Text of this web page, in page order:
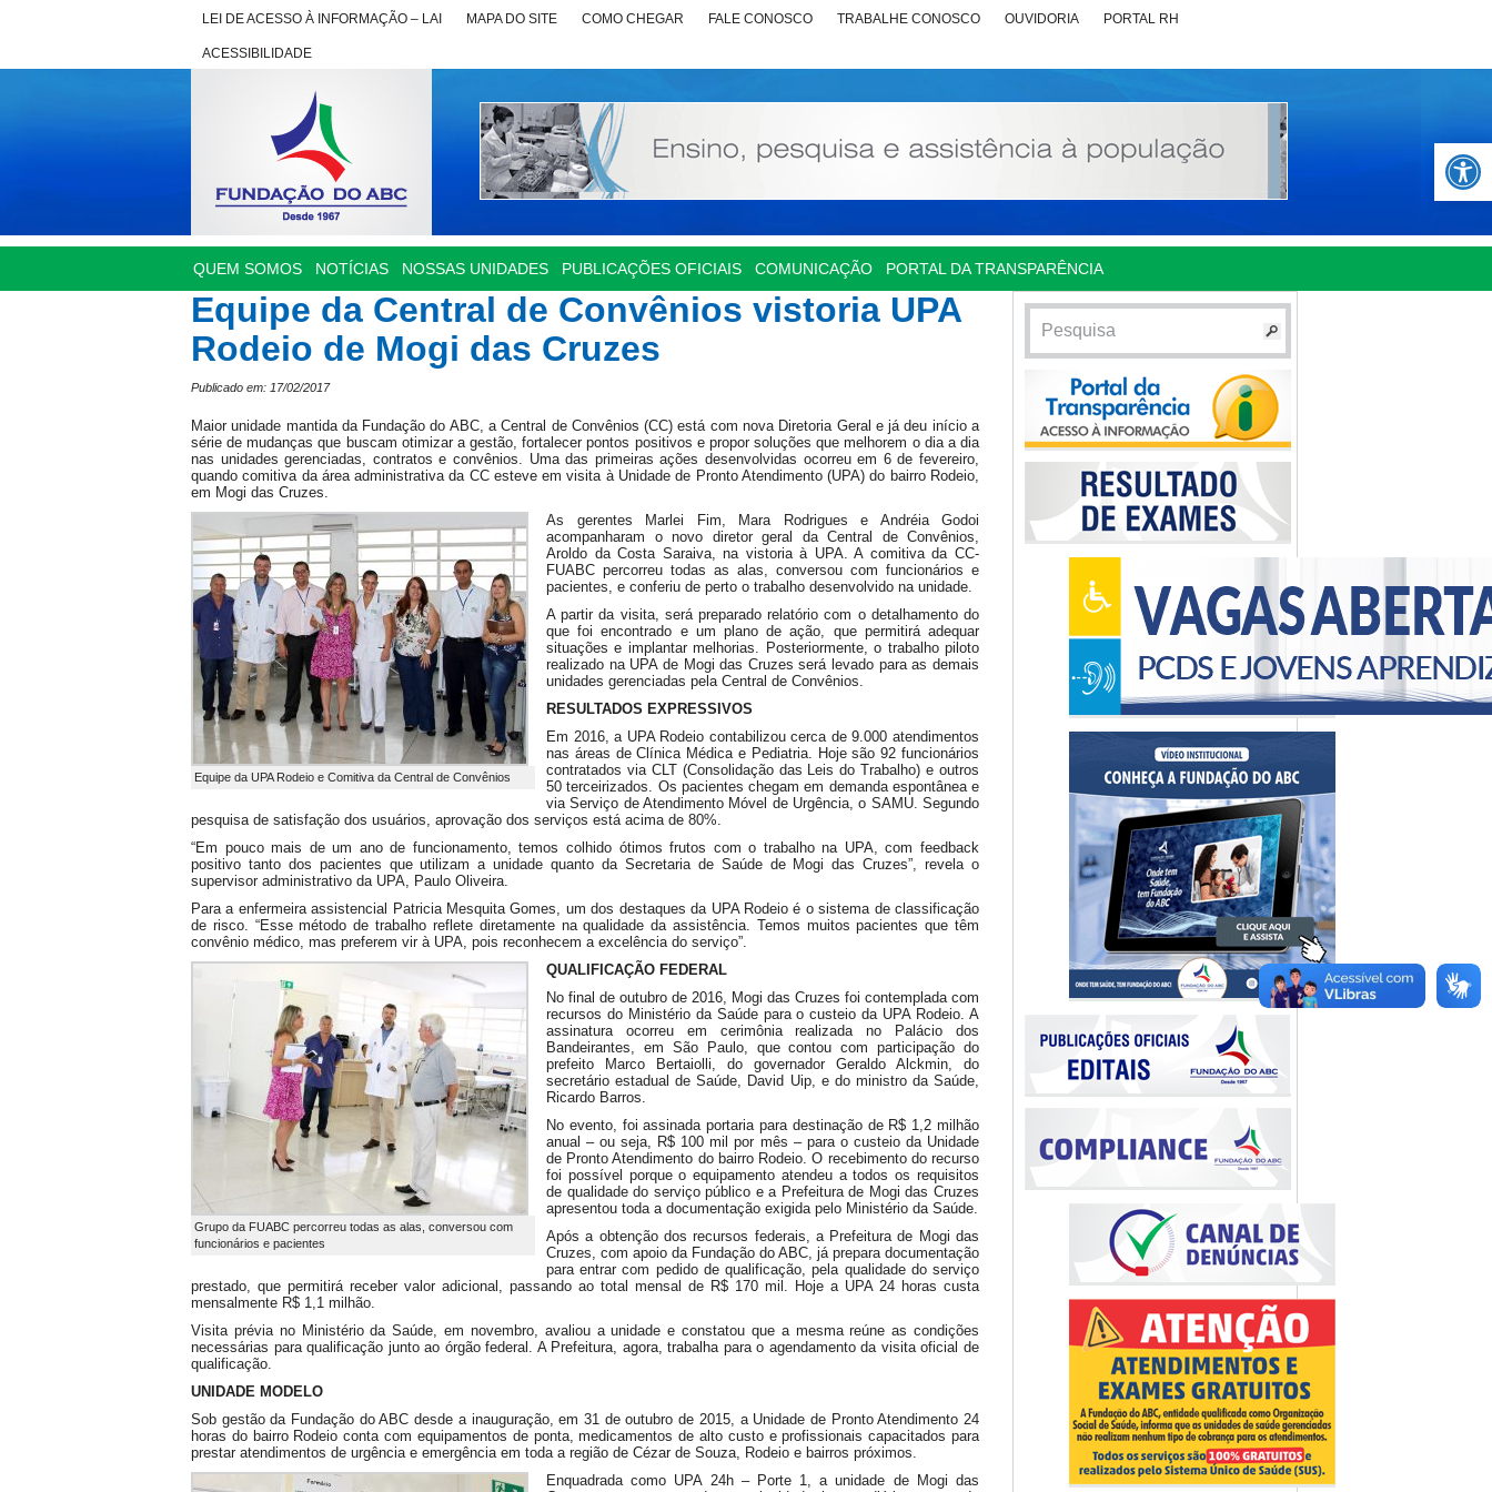
Abrir
LEI DE ACESSO À INFORMAÇÃO – LAI MAPA DO SITE COMO CHEGAR FALE CONOSCO TRABALHE CONOSCO OUVIDORIA PORTAL RH
ACESSIBILIDADE
QUEM SOMOS NOTÍCIAS NOSSAS UNIDADES PUBLICAÇÕES OFICIAIS COMUNICAÇÃO PORTAL DA TRANSPARÊNCIA
Equipe da Central de Convênios vistoria UPA
Rodeio de Mogi das Cruzes
Publicado em: 17/02/2017
Maior unidade mantida da Fundação do ABC, a Central de Convênios (CC) está com nova Diretoria Geral e já deu início a
série de mudanças que buscam otimizar a gestão, fortalecer pontos positivos e propor soluções que melhorem o dia a dia
nas unidades gerenciadas, contratos e convênios. Uma das primeiras ações desenvolvidas ocorreu em 6 de fevereiro,
quando comitiva da área administrativa da CC esteve em visita à Unidade de Pronto Atendimento (UPA) do bairro Rodeio,
em Mogi das Cruzes.
Equipe da UPA Rodeio e Comitiva da Central de Convênios
As gerentes Marlei Fim, Mara Rodrigues e Andréia Godoi
acompanharam o novo diretor geral da Central de Convênios,
Aroldo da Costa Saraiva, na vistoria à UPA. A comitiva da CC-
FUABC percorreu todas as alas, conversou com funcionários e
pacientes, e conferiu de perto o trabalho desenvolvido na unidade.
A partir da visita, será preparado relatório com o detalhamento do
que foi encontrado e um plano de ação, que permitirá adequar
situações e implantar melhorias. Posteriormente, o trabalho piloto
realizado na UPA de Mogi das Cruzes será levado para as demais
unidades gerenciadas pela Central de Convênios.
RESULTADOS EXPRESSIVOS
Em 2016, a UPA Rodeio contabilizou cerca de 9.000 atendimentos
nas áreas de Clínica Médica e Pediatria. Hoje são 92 funcionários
contratados via CLT (Consolidação das Leis do Trabalho) e outros
50 terceirizados. Os pacientes chegam em demanda espontânea e
via Serviço de Atendimento Móvel de Urgência, o SAMU. Segundo
pesquisa de satisfação dos usuários, aprovação dos serviços está acima de 80%.
“Em pouco mais de um ano de funcionamento, temos colhido ótimos frutos com o trabalho na UPA, com feedback
positivo tanto dos pacientes que utilizam a unidade quanto da Secretaria de Saúde de Mogi das Cruzes”, revela o
supervisor administrativo da UPA, Paulo Oliveira.
Para a enfermeira assistencial Patricia Mesquita Gomes, um dos destaques da UPA Rodeio é o sistema de classificação
de risco. “Esse método de trabalho reflete diretamente na qualidade da assistência. Temos muitos pacientes que têm
convênio médico, mas preferem vir à UPA, pois reconhecem a excelência do serviço”.
Grupo da FUABC percorreu todas as alas, conversou com
funcionários e pacientes
QUALIFICAÇÃO FEDERAL
No final de outubro de 2016, Mogi das Cruzes foi contemplada com
recursos do Ministério da Saúde para o custeio da UPA Rodeio. A
assinatura ocorreu em cerimônia realizada no Palácio dos
Bandeirantes, em São Paulo, que contou com participação do
prefeito Marco Bertaiolli, do governador Geraldo Alckmin, do
secretário estadual de Saúde, David Uip, e do ministro da Saúde,
Ricardo Barros.
No evento, foi assinada portaria para destinação de R$ 1,2 milhão
anual – ou seja, R$ 100 mil por mês – para o custeio da Unidade
de Pronto Atendimento do bairro Rodeio. O recebimento do recurso
foi possível porque o equipamento atendeu a todos os requisitos
de qualidade do serviço público e a Prefeitura de Mogi das Cruzes
apresentou toda a documentação exigida pelo Ministério da Saúde.
Após a obtenção dos recursos federais, a Prefeitura de Mogi das
Cruzes, com apoio da Fundação do ABC, já prepara documentação
para entrar com pedido de qualificação, pela qualidade do serviço
prestado, que permitirá receber valor adicional, passando ao total mensal de R$ 170 mil. Hoje a UPA 24 horas custa
mensalmente R$ 1,1 milhão.
Visita prévia no Ministério da Saúde, em novembro, avaliou a unidade e constatou que a mesma reúne as condições
necessárias para qualificação junto ao órgão federal. A Prefeitura, agora, trabalha para o agendamento da visita oficial de
qualificação.
UNIDADE MODELO
Sob gestão da Fundação do ABC desde a inauguração, em 31 de outubro de 2015, a Unidade de Pronto Atendimento 24
horas do bairro Rodeio conta com equipamentos de ponta, medicamentos de alto custo e profissionais capacitados para
prestar atendimentos de urgência e emergência em toda a região de Cézar de Souza, Rodeio e bairros próximos.
Enquadrada como UPA 24h – Porte 1, a unidade de Mogi das